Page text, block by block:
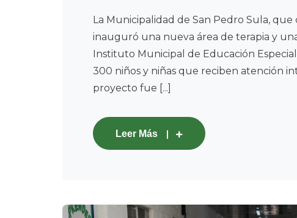
La Municipalidad de San Pedro Sula,
inauguró una nueva área de terapia y
Instituto Municipal de Educación
300 niños y niñas que reciben atención
proyecto fue [...]
Leer Más